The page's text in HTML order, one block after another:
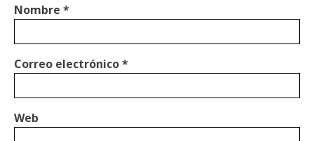
Nombre *
Correo electrónico*
Web